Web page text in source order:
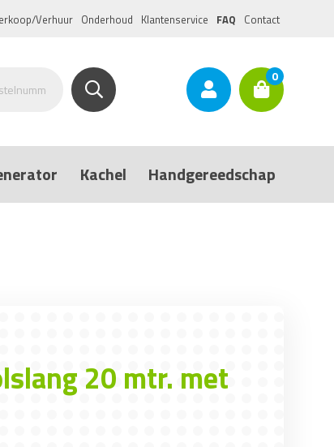
Verhuur Onderhoud Klantenservice FAQ Contact
0
Kachel Handgereedschap
20 mtr. met